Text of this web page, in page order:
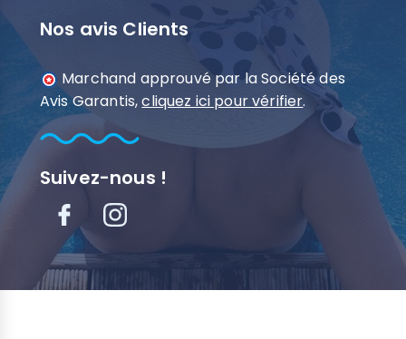
Nos avis Clients
Marchand approuvé par la Société des
Avis Garantis,cliquez ici pour vérifier.
Suivez-nous !